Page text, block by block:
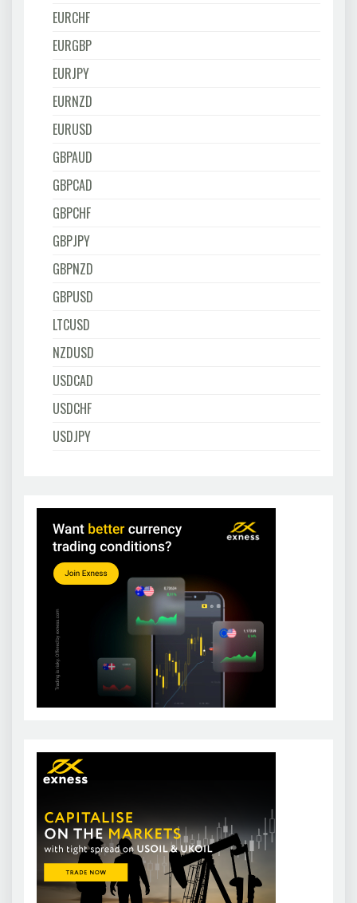
EURCHF
EURGBP
EURJPY
EURNZD
EURUSD
GBPAUD
GBPCAD
GBPCHF
GBPJPY
GBPNZD
GBPUSD
LTCUSD
NZDUSD
USDCAD
USDCHF
USDJPY